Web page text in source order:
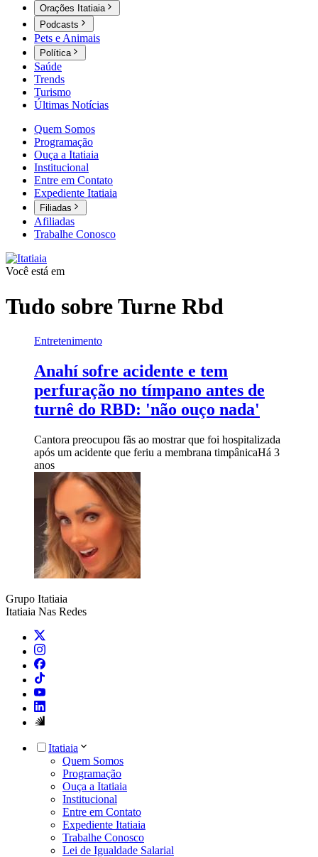
Orações Itatiaia
Podcasts
Pets e Animais
Política
Saúde
Trends
Turismo
Últimas Notícias
Quem Somos
Programação
Ouça a Itatiaia
Institucional
Entre em Contato
Expediente Itatiaia
Filiadas
Afiliadas
Trabalhe Conosco
Você está em
Tudo sobreTurne Rbd
Entretenimento
Anahí sofre acidente e tem
perfuração no tímpano antes de
turnê do RBD: 'não ouço nada'
Cantora preocupou fãs ao mostrar que foi hospitalizada
após um acidente que feriu a membrana timpânicaHá 3
anos
Grupo Itatiaia
Itatiaia Nas Redes
Itatiaia
Quem Somos
Programação
Ouça a Itatiaia
Institucional
Entre em Contato
Expediente Itatiaia
Trabalhe Conosco
Lei de Igualdade Salarial